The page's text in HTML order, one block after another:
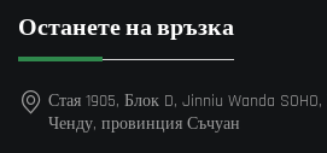
Останете на връзка
Стая 1905, Блок D, Jinniu Wanda
Ченду, провинция Съчуан